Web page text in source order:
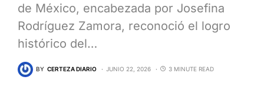
de México, encabezada por Josefina
Rodríguez Zamora, reconoció el logro
histórico del…
BY CERTEZA DIARIO JUNIO 22, 2026 3 MINUTE READ